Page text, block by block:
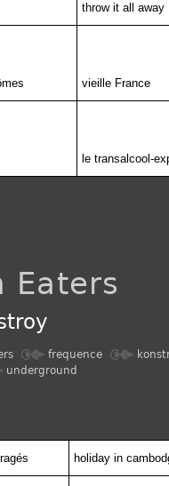
throw it all away
vieille France
le transalcool-
Eaters
frequence
underground
holiday in